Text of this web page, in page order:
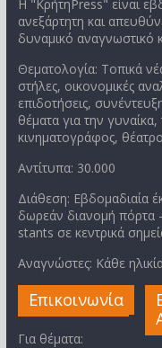
Η "ΚρήτηPress" είναι
ανεξάρτητη και
δυναμικό αναγνωστικό
Θεματολογία: Τοπικά
στήλες, οικονομικές
επιδοτήσεις,
θέματα για την γυναίκα,
κινηματογράφος,
Αντίτυπα: 30.000
Διάθεση: Εβδομαδιαία
δωρεάν διανομή πόρτα
stants σε κεντρικά
Αναγνώστες: Κάθε
Επικοινωνία
Για θέματα: